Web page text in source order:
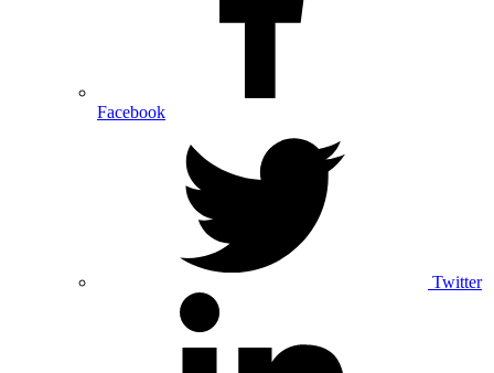
Facebook
Twitter